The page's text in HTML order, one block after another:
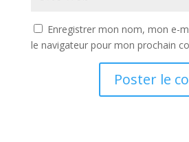
Enregistrer mon nom, mon e-
le navigateur pour mon prochain